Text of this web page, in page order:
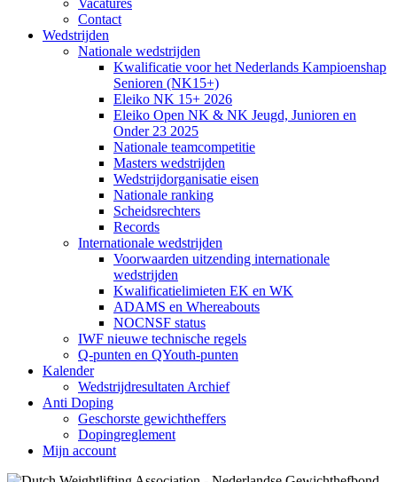
Vacatures
Contact
Wedstrijden
Nationale wedstrijden
Kwalificatie voor het Nederlands Kampioenshap
Senioren (NK15+)
Eleiko NK 15+ 2026
Eleiko Open NK & NK Jeugd, Junioren en
Onder 23 2025
Nationale teamcompetitie
Masters wedstrijden
Wedstrijdorganisatie eisen
Nationale ranking
Scheidsrechters
Records
Internationale wedstrijden
Voorwaarden uitzending internationale
wedstrijden
Kwalificatielimieten EK en WK
ADAMS en Whereabouts
NOCNSF status
IWF nieuwe technische regels
Q-punten en QYouth-punten
Kalender
Wedstrijdresultaten Archief
Anti Doping
Geschorste gewichtheffers
Dopingreglement
Mijn account